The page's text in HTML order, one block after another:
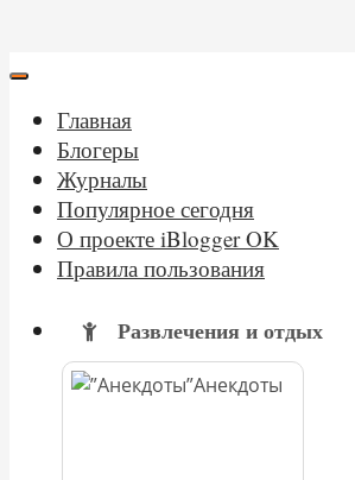
Главная
Блогеры
Журналы
Популярное сегодня
О проекте iBlogger OK
Правила пользования
Развлечения и отдых
Анекдоты